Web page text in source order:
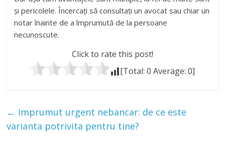
și pericolele. Încercați să consultați un avocat sau chiar un
notar înainte de a împrumută de la persoane
necunoscute.
Click to rate this post!
[Total:0 Average:0]
← Imprumut urgent nebancar: de ce este
varianta potrivita pentru tine?